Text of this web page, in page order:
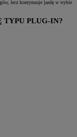
lecz kontynuuje jazdę w trybie
PLUG‑IN?